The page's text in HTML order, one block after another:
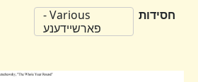
חסידות
Various -
פארשיידענע